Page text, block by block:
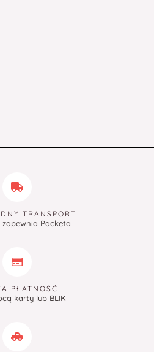
TRANSPORT
Packeta
PŁATNOŚĆ
karty lub BLIK